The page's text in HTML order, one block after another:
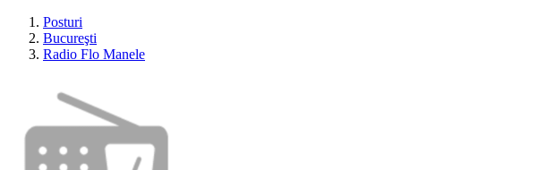
Posturi
Bucureşti
Radio Flo Manele